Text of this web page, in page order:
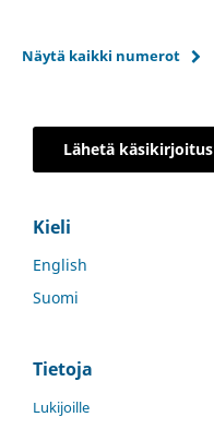
Näytä kaikki numerot
Lähetä käsikirjoitus
Kieli
English
Suomi
Tietoja
Lukijoille